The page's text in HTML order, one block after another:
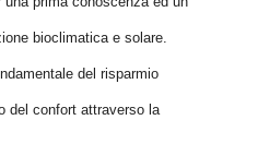
bioclimatica e solare.
del risparmio
del confort attraverso la